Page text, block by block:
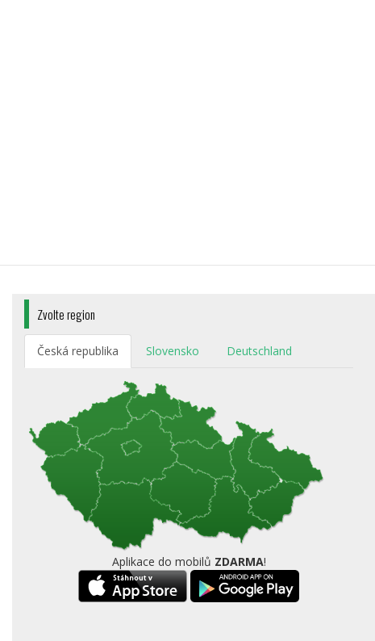
Zvolte region
Česká republika Slovensko Deutschland
Aplikace do mobilů ZDARMA!